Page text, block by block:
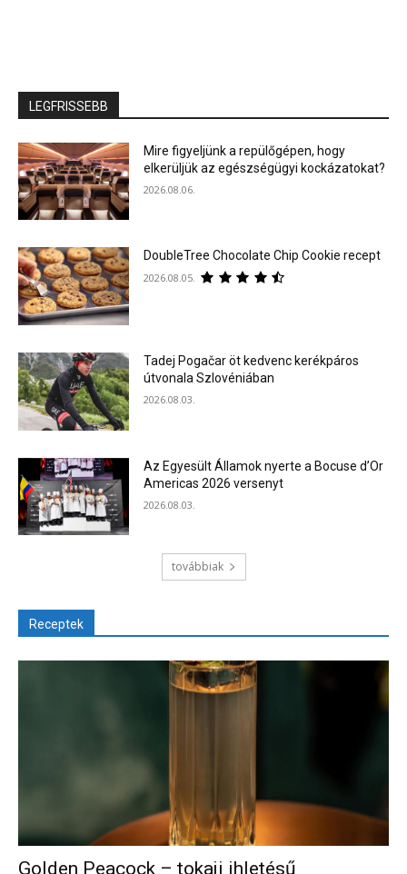
LEGFRISSEBB
Mire figyeljünk a repülőgépen, hogy
elkerüljük az egészségügyi kockázatokat?
2026.08.06.
DoubleTree Chocolate Chip Cookie recept
2026.08.05.
Tadej Pogačar öt kedvenc kerékpáros
útvonala Szlovéniában
2026.08.03.
Az Egyesült Államok nyerte a Bocuse d’Or
Americas 2026 versenyt
2026.08.03.
továbbiak
Receptek
Golden Peacock – tokaji ihletésű